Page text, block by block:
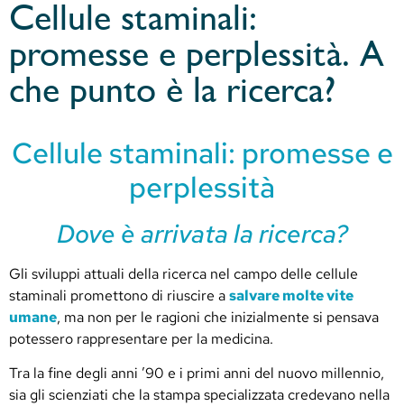
Cellule staminali:
promesse e perplessità. A
che punto è la ricerca?
Cellule staminali: promesse e
perplessità
Dove è arrivata la ricerca?
Gli sviluppi attuali della ricerca nel campo delle cellule
staminali promettono di riuscire asalvare molte vite
umane, ma non per le ragioni che inizialmente si pensava
potessero rappresentare per la medicina.
Tra la fine degli anni ’90 e i primi anni del nuovo millennio,
sia gli scienziati che la stampa specializzata credevano nella